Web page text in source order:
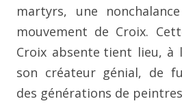
martyrs, une
mouvement de Croix.
Croix absente tient lieu, à
son créateur génial, de
des générations de